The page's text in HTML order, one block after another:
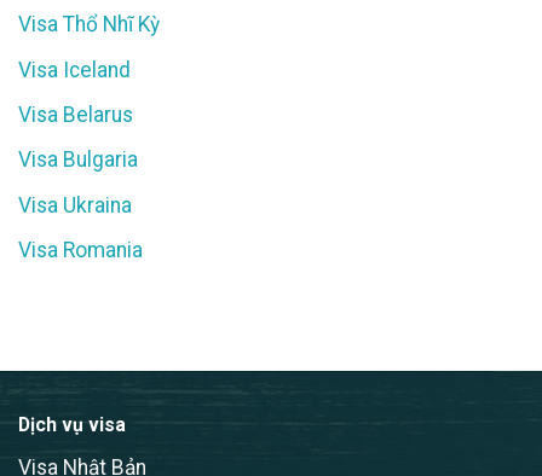
Visa Thổ Nhĩ Kỳ
Visa Iceland
Visa Belarus
Visa Bulgaria
Visa Ukraina
Visa Romania
Dịch vụ visa
Visa Nhật Bản